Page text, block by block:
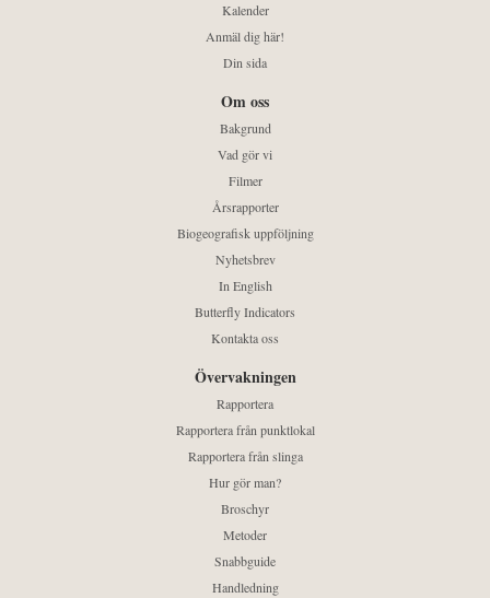
Kalender
Anmäl dig här!
Din sida
Om oss
Bakgrund
Vad gör vi
Filmer
Årsrapporter
Biogeografisk uppföljning
Nyhetsbrev
In English
Butterfly Indicators
Kontakta oss
Övervakningen
Rapportera
Rapportera från punktlokal
Rapportera från slinga
Hur gör man?
Broschyr
Metoder
Snabbguide
Handledning